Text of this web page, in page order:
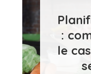
:
le